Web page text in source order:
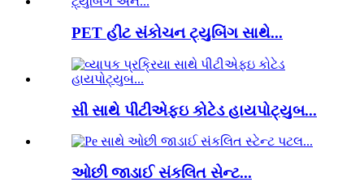
PET હીટ સંકોચન ટ્યુબિંગ સાથે...
સી સાથે પીટીએફઇ કોટેડ હાયપોટ્યુબ...
ઓછી જાડાઈ સંકલિત સેન્ટ...